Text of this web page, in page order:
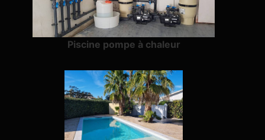
Piscine pompe à chaleur